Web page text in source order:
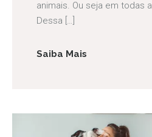
animais. Ou seja em todas
Dessa […]
Saiba Mais